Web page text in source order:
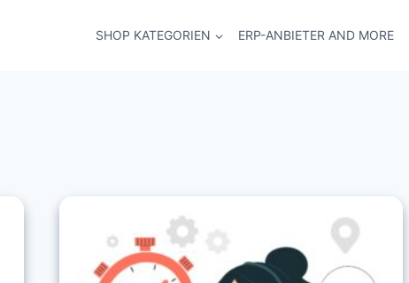
SHOP KATEGORIEN ERP-ANBIETER AND MORE